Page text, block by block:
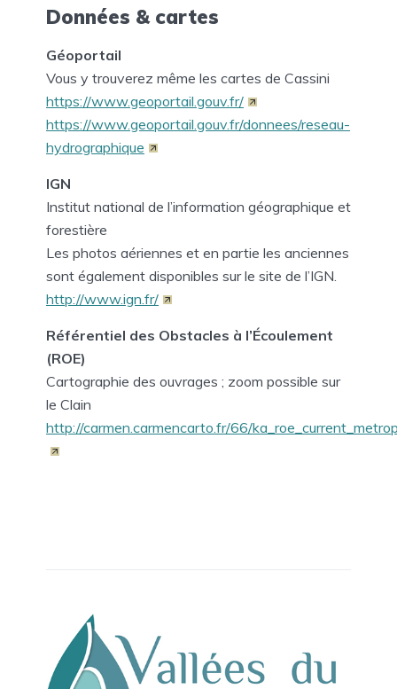
Données & cartes
Géoportail
Vous y trouverez même les cartes de Cassini
https://www.geoportail.gouv.fr/
https://www.geoportail.gouv.fr/donnees/reseau-
hydrographique
IGN
Institut national de l’information géographique et
forestière
Les photos aériennes et en partie les anciennes
sont également disponibles sur le site de l’IGN.
http://www.ign.fr/
Référentiel des Obstacles à l’Écoulement
(ROE)
Cartographie des ouvrages ; zoom possible sur
le Clain
http://carmen.carmencarto.fr/66/